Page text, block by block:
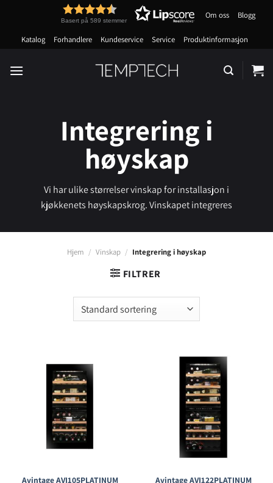
content
Basert på 589 stemmer
Om oss Blogg
Katalog Forhandlere Kundeservice Service Produktinformasjon
Integrering i
høyskap
Vi har ulike størrelser vinskap for installasjon i
kjøkkenets høyskapskrog. Vinskapet integreres
stekeovn eller kaffemaskin.
Hjem / Vinskap / Integrering i høyskap
FILTRER
Avintage AVI105PLATINUM
Avintage AVI122PLATINUM